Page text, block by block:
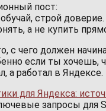
пост:
строй
а не купить
с чего должен
если ты хочешь,
а работал в Яндексе.
запросы для